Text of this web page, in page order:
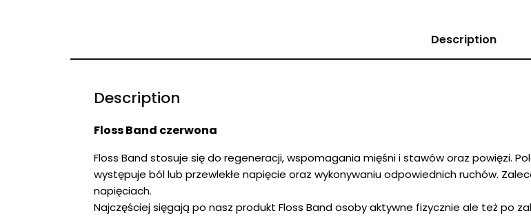
Description
Description
Floss Band czerwona
Floss Band stosuje się do regeneracji, wspomagania mięśni i stawów oraz powięzi.
występuje ból lub przewlekłe napięcie oraz wykonywaniu odpowiednich ruchów.
napięciach.
Najczęściej sięgają po nasz produkt Floss Band osoby aktywne fizycznie ale też po